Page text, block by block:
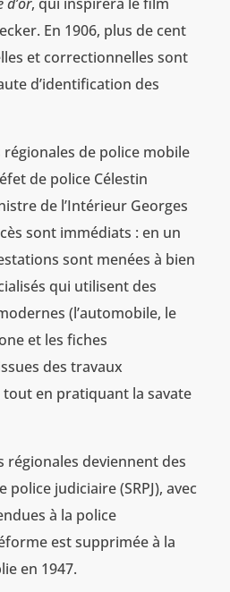
En 1906, plus de cent
et correctionnelles sont
d’identification des
régionales de police mobile
de police Célestin
de l’Intérieur Georges
sont immédiats : en un
sont menées à bien
qui utilisent des
(l’automobile, le
et les fiches
des travaux
tout en pratiquant la savate
régionales deviennent des
judiciaire (SRPJ), avec
à la police
est supprimée à la
en 1947.